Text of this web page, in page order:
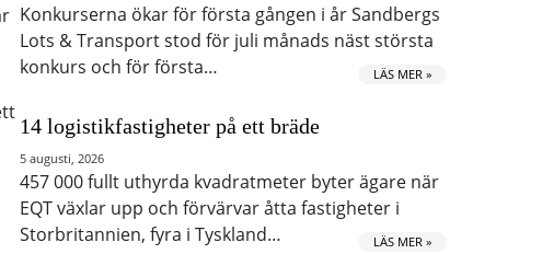
Konkurserna ökar för första gången i år Sandbergs
Lots & Transport stod för juli månads näst största
konkurs och för första…
LÄS MER »
14 logistikfastigheter på ett bräde
5 augusti, 2026
457 000 fullt uthyrda kvadratmeter byter ägare när
EQT växlar upp och förvärvar åtta fastigheter i
Storbritannien, fyra i Tyskland…
LÄS MER »